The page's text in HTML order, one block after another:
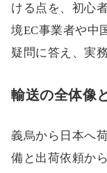
ける点を、初心
境EC事業者や中
疑問に答え、実
輸送の全体像
義烏から日本へ
備と出荷依頼か